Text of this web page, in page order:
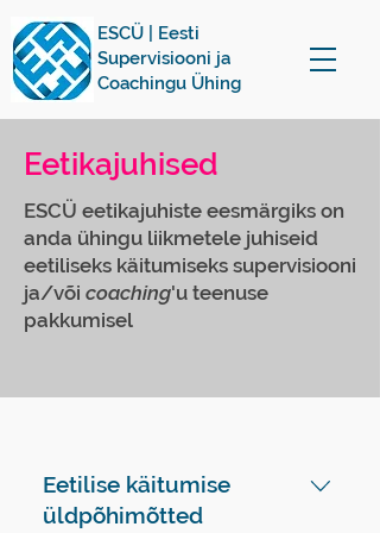
ESCÜ | Eesti
Supervisiooni ja
Coachingu Ühing
Eetikajuhised
ESCÜ eetikajuhiste eesmärgiks on
anda ühingu liikmetele juhiseid
eetiliseks käitumiseks supervisiooni
ja/või coaching'u teenuse
pakkumisel
Eetilise käitumise
üldpõhimõtted